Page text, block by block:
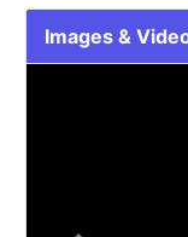
Images &